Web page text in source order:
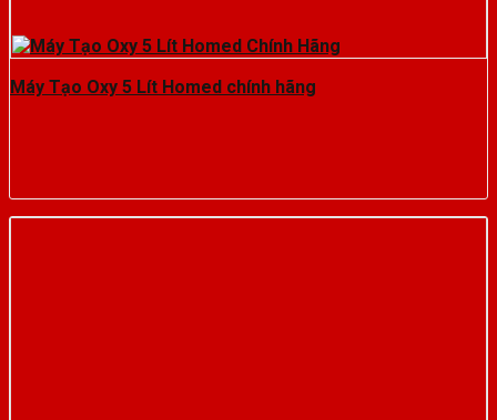
Máy Tạo Oxy 5 Lít Homed chính hãng